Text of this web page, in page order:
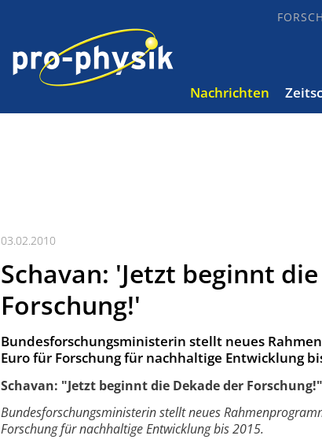
Nachrichten
03.02.2010
Schavan: 'Jetzt beginnt
Forschung!'
Bundesforschungsministerin stellt neues
Euro für Forschung für nachhaltige Entwicklung
Schavan: "Jetzt beginnt die Dekade der Forschung!"
Bundesforschungsministerin stellt neues
Forschung für nachhaltige Entwicklung bis 2015.